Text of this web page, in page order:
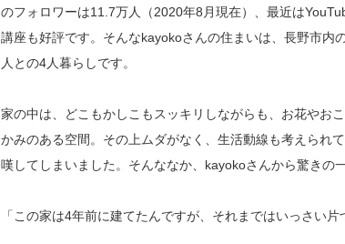
のフォロワーは11.7万人（2020年8月現在）、最近は
講座も好評です。そんなkayokoさんの住まいは、長野市内
人との4人暮らしです。
家の中は、どこもかしこもスッキリしながらも、お花やお
かみのある空間。その上ムダがなく、生活動線も考えられ
嘆してしまいました。そんななか、kayokoさんから驚きの一
「この家は4年前に建てたんですが、それまではいっさい